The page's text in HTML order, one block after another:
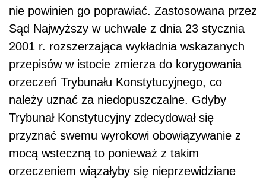
nie powinien go poprawiać. Zastosowana przez
Sąd Najwyższy w uchwale z dnia 23 stycznia
2001 r. rozszerzająca wykładnia wskazanych
przepisów w istocie zmierza do korygowania
orzeczeń Trybunału Konstytucyjnego, co
należy uznać za niedopuszczalne. Gdyby
Trybunał Konstytucyjny zdecydował się
przyznać swemu wyrokowi obowiązywanie z
mocą wsteczną to ponieważ z takim
orzeczeniem wiązałyby się nieprzewidziane